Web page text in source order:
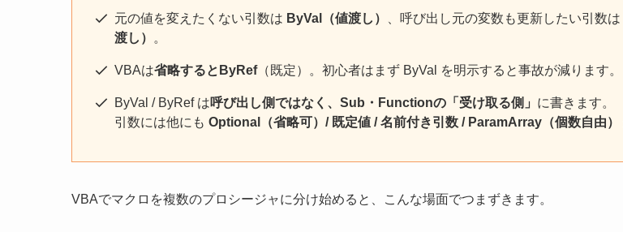
元の値を変えたくない引数は ByVal（値渡し） 、呼び出し元の変数も更新したい引数は
渡し）
。
VBAは省略するとByRef（既定）。初心者はまず ByVal を明示すると事故が減ります。
ByVal / ByRef は呼び出し側ではなく、Sub・Functionの「受け取る側」 に書きます。
引数には他にも Optional（省略可）/ 既定値 / 名前付き引数 / ParamArray（個数自由）
VBAでマクロを複数のプロシージャに分け始めると、こんな場面でつまずきます。